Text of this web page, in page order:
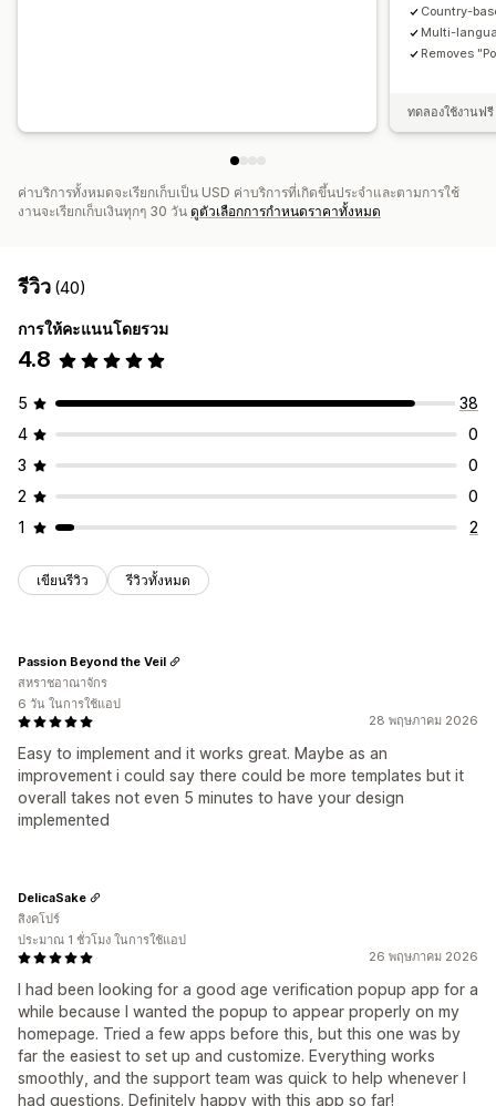
Country-
Multi-
Removes
ทดลองใช้งานฟ
ค่าบริการทั้งหมดจะเรียกเก็บเป็น USD ค่าบริการที่เกิดขึ้นประจำและตามการใช้
งานจะเรียกเก็บเงินทุกๆ 30 วัน ดูตัวเลือกการกำหนดราคาทั้งหมด
รีวิว (40)
การให้คะแนนโดยรวม
4.8
5
38
4
0
3
0
2
0
1
2
เขียนรีวิว รีวิวทั้งหมด
28 พฤษภาคม 2026
Easy to implement and it works great. Maybe as an
improvement i could say there could be more templates but it
overall takes not even 5 minutes to have your design
implemented
Passion Beyond the Veil
สหราชอาณาจักร
6 วัน ในการใช้แอป
26 พฤษภาคม 2026
I had been looking for a good age verification popup app for a
while because I wanted the popup to appear properly on my
homepage. Tried a few apps before this, but this one was by
far the easiest to set up and customize. Everything works
smoothly, and the support team was quick to help whenever I
had questions. Definitely happy with this app so far!
DelicaSake
สิงคโปร์
ประมาณ 1 ชั่วโมง ในการใช้แอป